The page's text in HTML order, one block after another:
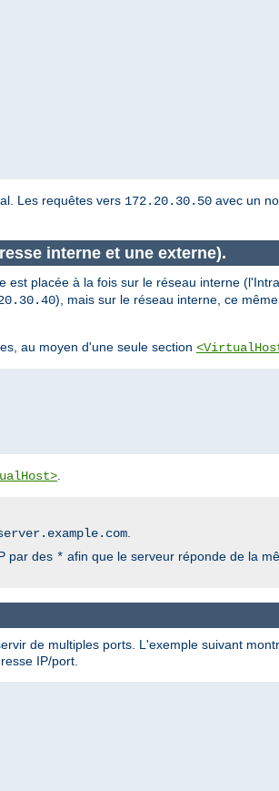
Les requêtes vers 172.20.30.50 avec un
interne et une externe).
est placée à la fois sur le réseau interne
), mais sur le réseau interne, ce
au moyen d'une seule section
.
.
par des * afin que le serveur réponde de la
de multiples ports. L'exemple suivant
IP/port.